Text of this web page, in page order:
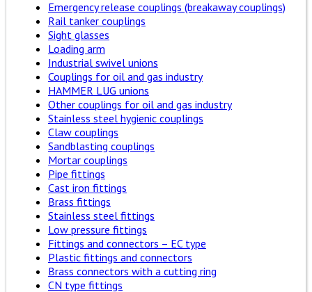
Emergency release couplings (breakaway couplings)
Rail tanker couplings
Sight glasses
Loading arm
Industrial swivel unions
Couplings for oil and gas industry
HAMMER LUG unions
Other couplings for oil and gas industry
Stainless steel hygienic couplings
Claw couplings
Sandblasting couplings
Mortar couplings
Pipe fittings
Cast iron fittings
Brass fittings
Stainless steel fittings
Low pressure fittings
Fittings and connectors – EC type
Plastic fittings and connectors
Brass connectors with a cutting ring
CN type fittings